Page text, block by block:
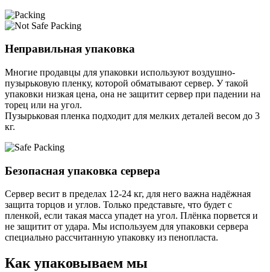
Неправильная упаковка
Многие продавцы для упаковки используют воздушно-
пузырьковую пленку, которой обматывают сервер. У такой
упаковки низкая цена, она не защитит сервер при падении на
торец или на угол.
Пузырьковая пленка подходит для мелких деталей весом до 3
кг.
Безопасная упаковка сервера
Сервер весит в пределах 12-24 кг, для него важна надёжная
защита торцов и углов. Только представьте, что будет с
пленкой, если такая масса упадет на угол. Плёнка порвется и
не защитит от удара. Мы используем для упаковки сервера
специально расcчитанную упаковку из пенопласта.
Как упаковываем мы